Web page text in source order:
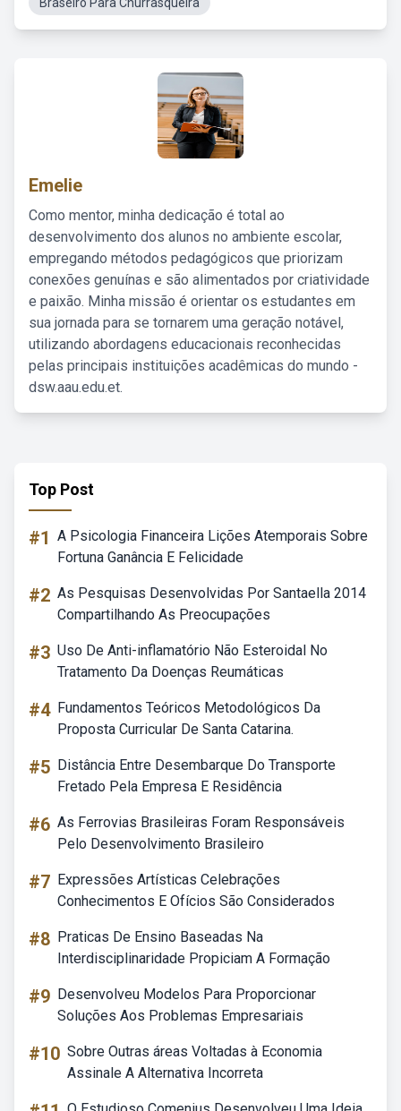
Emelie
Como mentor, minha dedicação é total ao
desenvolvimento dos alunos no ambiente escolar,
empregando métodos pedagógicos que priorizam
conexões genuínas e são alimentados por criatividade
e paixão. Minha missão é orientar os estudantes em
sua jornada para se tornarem uma geração notável,
utilizando abordagens educacionais reconhecidas
pelas principais instituições acadêmicas do mundo -
dsw.aau.edu.et.
Top Post
#1 A Psicologia Financeira Lições Atemporais Sobre
Fortuna Ganância E Felicidade
#2 As Pesquisas Desenvolvidas Por Santaella 2014
Compartilhando As Preocupações
#3 Uso De Anti-inflamatório Não Esteroidal No
Tratamento Da Doenças Reumáticas
#4 Fundamentos Teóricos Metodológicos Da
Proposta Curricular De Santa Catarina.
#5 Distância Entre Desembarque Do Transporte
Fretado Pela Empresa E Residência
#6 As Ferrovias Brasileiras Foram Responsáveis
Pelo Desenvolvimento Brasileiro
#7 Expressões Artísticas Celebrações
Conhecimentos E Ofícios São Considerados
#8 Praticas De Ensino Baseadas Na
Interdisciplinaridade Propiciam A Formação
#9 Desenvolveu Modelos Para Proporcionar
Soluções Aos Problemas Empresariais
#10 Sobre Outras áreas Voltadas à Economia
Assinale A Alternativa Incorreta